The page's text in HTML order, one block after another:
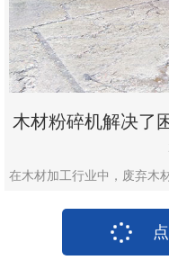
木材粉碎机解决了
在木材加工行业中，废弃木